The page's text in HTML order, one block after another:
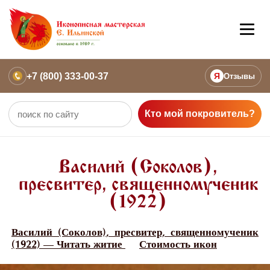
+7 (800) 333-00-37 Я Отзывы
Кто мой покровитель?
Василий (Соколов),
пресвитер, священномученик
(1922)
Василий (Соколов), пресвитер, священномученик
(1922) — Читать житие
Стоимость икон